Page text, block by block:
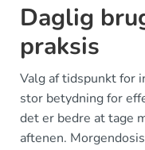
Daglig
praksis
Valg af tidspunkt for
stor betydning for
det er bedre at tage
aftenen.